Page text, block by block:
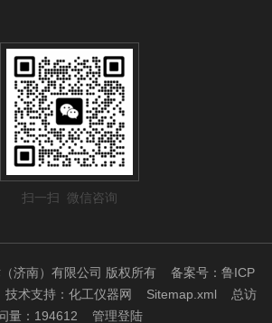
扫一扫 微信咨询
（济南）有限公司 版权所有备案号：鲁ICP
术支持：化工仪器网 Sitemap.xml 总访
量：194612 管理登陆